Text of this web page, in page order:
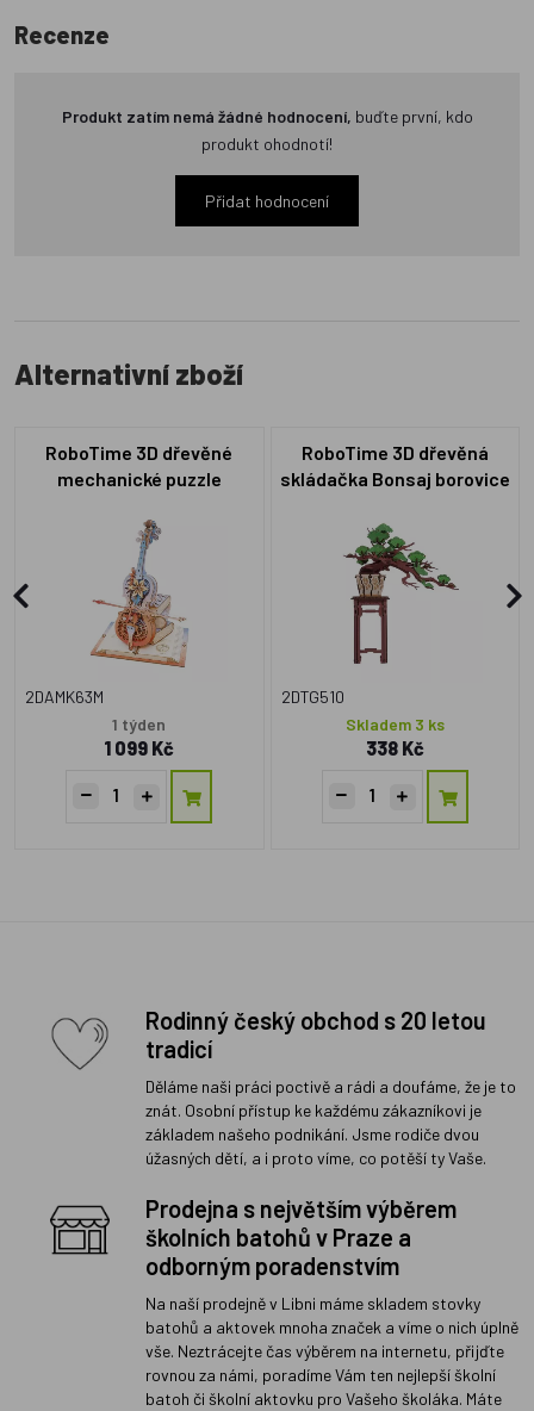
Recenze
Produkt zatím nemá žádné hodnocení, buďte první, kdo
produkt ohodnotí!
Přidat hodnocení
Alternativní zboží
RoboTime 3D dřevěné
mechanické puzzle
(mechanický pohon)
2DAMK63M
1 týden
1 099 Kč
RoboTime 3D dřevěná
skládačka Bonsaj borovice
2DTG510
Skladem 3 ks
338 Kč
Rodinný český obchod s 20 letou
tradicí
Děláme naši práci poctivě a rádi a doufáme, že je to
znát. Osobní přístup ke každému zákazníkovi je
základem našeho podnikání. Jsme rodiče dvou
úžasných dětí, a i proto víme, co potěší ty Vaše.
Prodejna s největším výběrem
školních batohů v Praze a
odborným poradenstvím
Na naší prodejně v Libni máme skladem stovky
batohů a aktovek mnoha značek a víme o nich úplně
vše. Neztrácejte čas výběrem na internetu, přijďte
rovnou za námi, poradíme Vám ten nejlepší školní
batoh či školní aktovku pro Vašeho školáka. Máte